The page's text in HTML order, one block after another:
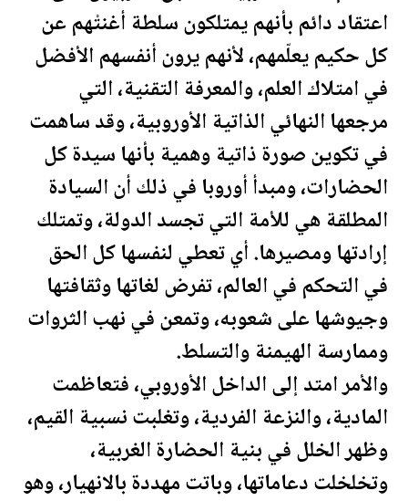
اعتقاد دائم بأنهم يمتلكون سلطة أغنتْهم عن
كل حكيم يعلّمهم، لأنهم يرون أنفسهم الأفضل
في امتلاك العلم، والمعرفة التقنية، التي
مرجعها النهائي الذاتية الأوروبية، وقد ساهمت
في تكوين صورة ذاتية وهمية بأنها سيدة كل
الحضارات، ومبدأ أوروبا في ذلك أن السيادة
المطلقة هي للأمة التي تجسد الدولة، وتمتلك
إرادتها ومصيرها. أي تعطي لنفسها كل الحق
في التحكم في العالم، تفرض لغاتها وثقافتها
وجيوشها على شعوبه، وتمعن في نهب الثروات
وممارسة الهيمنة والتسلط.
والأمر امتد إلى الداخل الأوروبي، فتعاظمت
المادية، والنزعة الفردية، وتغلبت نسبية القيم،
وظهر الخلل في بنية الحضارة الغربية،
وتخلخلت دعاماتها، وباتت مهددة بالانهيار، وهو